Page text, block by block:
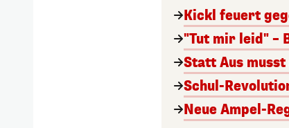
Kickl feuert
"Tut mir leid" –
Statt Aus musst
Schul-
Neue Ampel-